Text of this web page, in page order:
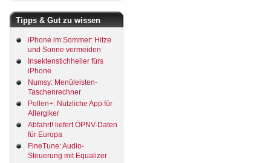
Tipps & Gut zu wissen
iPhone im Sommer: Hitze
und Sonne vermeiden
Insektenstichheiler fürs
iPhone
Numsy: Menüleisten-
Taschenrechner
Pollen+: Nützliche App für
Allergiker
Abfahrt! liefert ÖPNV-Daten
für Europa
FineTune: Audio-
Steuerung mit Equalizer